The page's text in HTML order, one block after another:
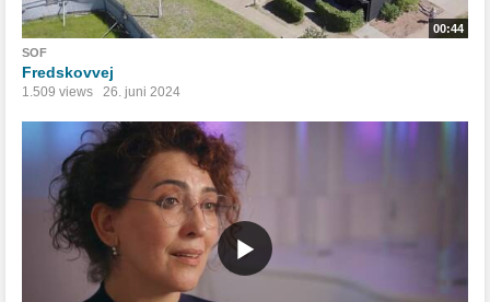
00:44
SOF
Fredskovvej
1.509 views 26. juni 2024